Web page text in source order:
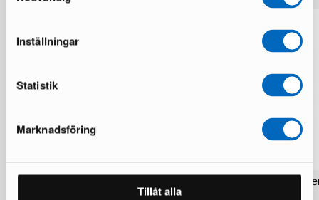
Inställningar
Statistik
Marknadsföring
Tillåt alla
Pakistan handknotted